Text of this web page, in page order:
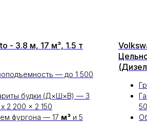
- 3.8 м, 17 м³, 1.5 т
— до 1 500
будки (Д×Ш×В) — 3
2 200 x 2 150
фургона — 17 м³ и 5